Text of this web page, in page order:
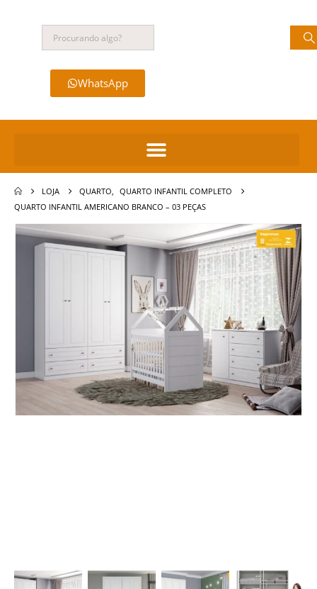
WhatsApp
LOJA QUARTO
QUARTO INFANTIL COMPLETO
QUARTO INFANTIL AMERICANO BRANCO – 03 PEÇAS